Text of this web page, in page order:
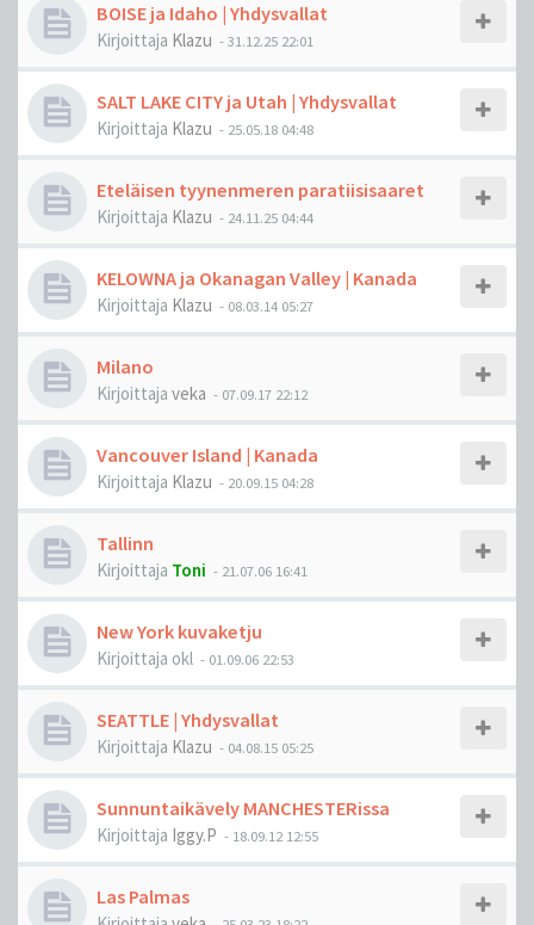
BOISE ja Idaho | Yhdysvallat
Kirjoittaja Klazu -31.12.25 22:01
SALT LAKE CITY ja Utah | Yhdysvallat
Kirjoittaja Klazu - 25.05.18 04:48
Eteläisen tyynenmeren paratiisisaaret
Kirjoittaja Klazu - 24.11.25 04:44
KELOWNA ja Okanagan Valley | Kanada
Kirjoittaja Klazu - 08.03.14 05:27
Milano
Kirjoittaja veka - 07.09.17 22:12
Vancouver Island | Kanada
Kirjoittaja Klazu - 20.09.15 04:28
Tallinn
Kirjoittaja Toni - 21.07.06 16:41
New York kuvaketju
Kirjoittaja okl - 01.09.06 22:53
SEATTLE | Yhdysvallat
Kirjoittaja Klazu - 04.08.15 05:25
Sunnuntaikävely MANCHESTERissa
Kirjoittaja Iggy.P - 18.09.12 12:55
Las Palmas